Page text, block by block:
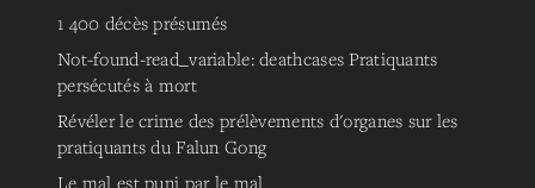
1 400 décès présumés
Not-found-read_variable: deathcases Pratiquants
persécutés à mort
Révéler le crime des prélèvements d'organes sur les
pratiquants du Falun Gong
Le mal est puni par le mal